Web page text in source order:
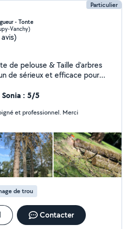
Particulier
- Tonte
Vanchy)
de sérieux et efficace pour
état
et agréable sans effort !
pour plus d'informations
06 soixante six,
quatre vingt quinze.
: 5/5
et professionnel. Merci
de trou
Contacter